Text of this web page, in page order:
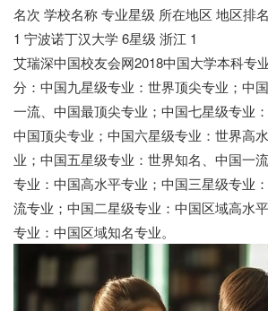
名次 学校名称 专业星级 所在地区 地区排名
1 宁波诺丁汉大学 6星级 浙江 1
艾瑞深中国校友会网2018中国大学本科专
分：中国九星级专业：世界顶尖专业；中
一流、中国最顶尖专业；中国七星级专业：
中国顶尖专业；中国六星级专业：世界高
业；中国五星级专业：世界知名、中国一
专业：中国高水平专业；中国三星级专业
流专业；中国二星级专业：中国区域高水
专业：中国区域知名专业。